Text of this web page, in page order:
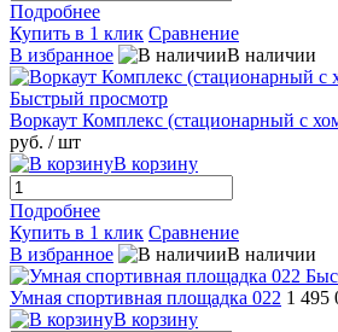
Подробнее
Купить в 1 клик Сравнение
В избранное
В наличии
Быстрый просмотр
Воркаут Комплекс (стационарный с
руб. / шт
В корзину
Подробнее
Купить в 1 клик Сравнение
В избранное
В наличии
Умная спортивная площадка 022 1 495
В корзину